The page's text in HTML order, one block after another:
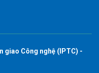
giao Công nghệ (IPTC) -